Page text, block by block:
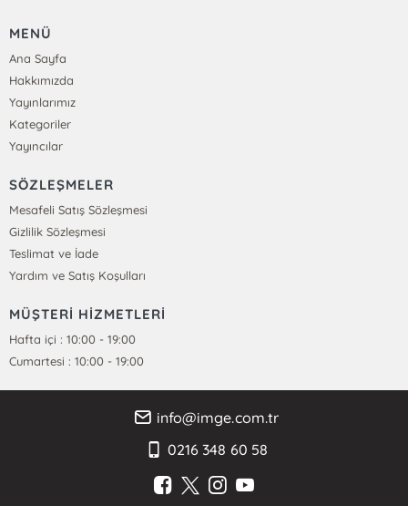
MENÜ
Ana Sayfa
Hakkımızda
Yayınlarımız
Kategoriler
Yayıncılar
SÖZLEŞMELER
Mesafeli Satış Sözleşmesi
Gizlilik Sözleşmesi
Teslimat ve İade
Yardım ve Satış Koşulları
MÜŞTERİ HİZMETLERİ
Hafta içi : 10:00 - 19:00
Cumartesi : 10:00 - 19:00
info@imge.com.tr
0216 348 60 58